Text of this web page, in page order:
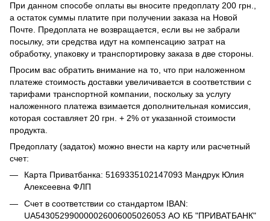
При данном способе оплаты вы вносите предоплату 200 грн.,
а остаток суммы платите при получении заказа на Новой
Почте. Предоплата не возвращается, если вы не забрали
посылку, эти средства идут на компенсацию затрат на
обработку, упаковку и транспортировку заказа в две стороны.
Просим вас обратить внимание на то, что при наложенном
платеже стоимость доставки увеличивается в соответствии с
тарифами транспортной компании, поскольку за услугу
наложенного платежа взимается дополнительная комиссия,
которая составляет 20 грн. + 2% от указанной стоимости
продукта.
Предоплату (задаток) можно внести на карту или расчетный
счет:
Карта Приватбанка: 5169335102147093 Мандрук Юлия
Алексеевна ФЛП
Счет в соответствии со стандартом IBAN:
UA543052990000026006005026053 АО КБ "ПРИВАТБАНК"